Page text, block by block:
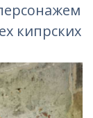
кипрских